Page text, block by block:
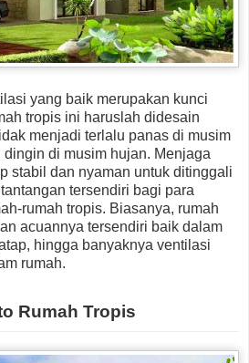
yang baik merupakan kunci
tropis ini haruslah didesain
menjadi terlalu panas di musim
di musim hujan. Menjaga
stabil dan nyaman untuk ditinggali
tersendiri bagi para
rumah tropis. Biasanya, rumah
acuannya tersendiri baik dalam
hingga banyaknya ventilasi
rumah.
Rumah Tropis